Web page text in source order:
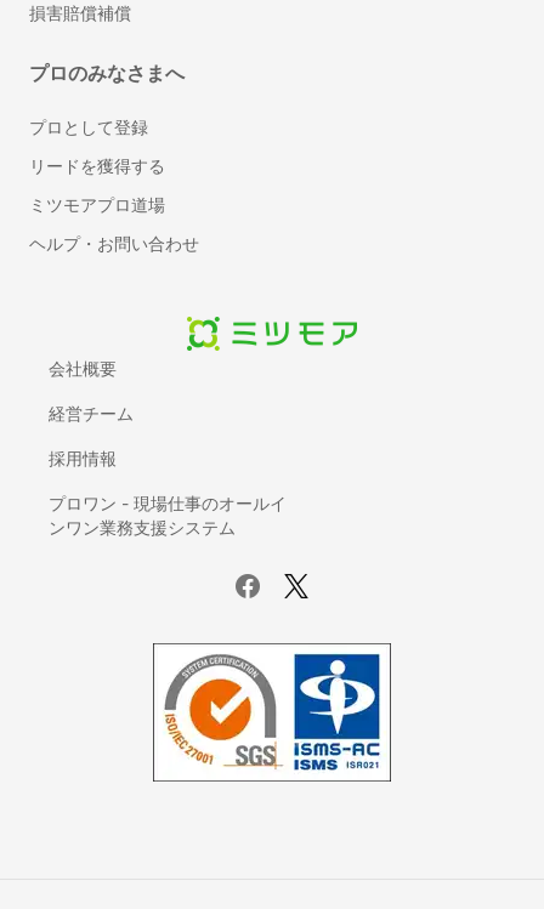
断熱工事（窓・床・壁）
窓ガラスの交換・修理
床暖房のリフォーム
フロアコーティング・フローリングワックス
お風呂（浴室・ユニットバス）リフォーム
太陽光発電・ソーラーシステム設置
ふすまの張り替え
耐震リフォーム
カーペット張替え
ホームインスペクション（住宅診断）
窓ガラスフィルム施工
シャッター修理・取り付け
ウッドデッキ塗装
壁紙の剥がれ・穴補修
ドアクローザーの調整・交換
トイレの壁紙・クロスの張り替え
ドアノブ交換・修理
会社概要
経営チーム
採用情報
プロワン - 現場仕事のオールイ
ンワン業務支援システム
損害賠償補償
プロのみなさまへ
プロとして登録
リードを獲得する
ミツモアプロ道場
ヘルプ・お問い合わせ